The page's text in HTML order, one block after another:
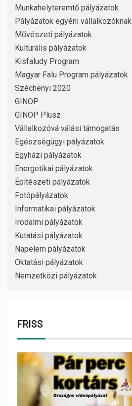
Munkahelyteremtő pályázatok
Pályázatok egyéni vállalkozóknak
Művészeti pályázatok
Kulturális pályázatok
Kisfaludy Program
Magyar Falu Program pályázatok
Széchenyi 2020
GINOP
GINOP Plusz
Vállalkozóvá válási támogatás
Egészségügyi pályázatok
Egyházi pályázatok
Energetikai pályázatok
Építészeti pályázatok
Fotópályázatok
Informatikai pályázatok
Irodalmi pályázatok
Kutatási pályázatok
Napelem pályázatok
Oktatási pályázatok
Nemzetközi pályázatok
FRISS